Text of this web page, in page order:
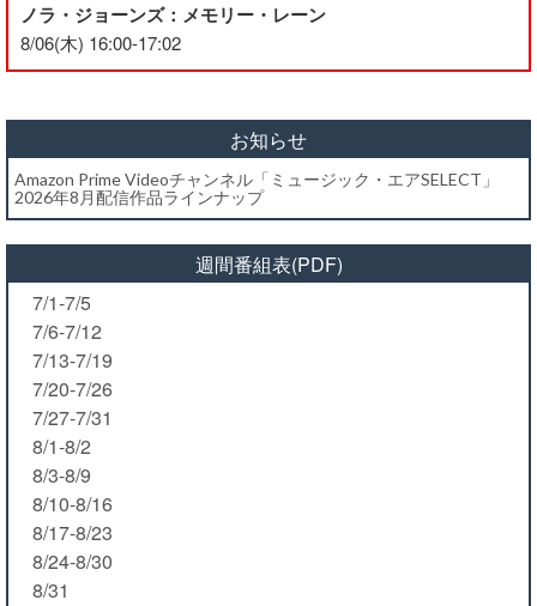
ノラ・ジョーンズ：メモリー・レーン
8/06(木) 16:00-17:02
お知らせ
Amazon Prime Videoチャンネル「ミュージック・エアSELECT」
2026年8月配信作品ラインナップ
週間番組表(PDF)
7/1-7/5
7/6-7/12
7/13-7/19
7/20-7/26
7/27-7/31
8/1-8/2
8/3-8/9
8/10-8/16
8/17-8/23
8/24-8/30
8/31